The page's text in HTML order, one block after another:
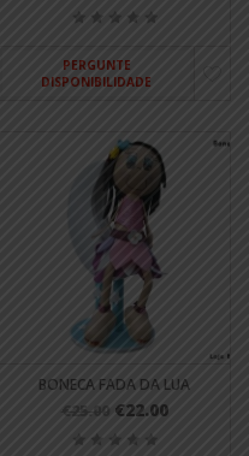
PERGUNTE
DISPONIBILIDADE
BONECA FADA DA LUA
€25.00 €22.00